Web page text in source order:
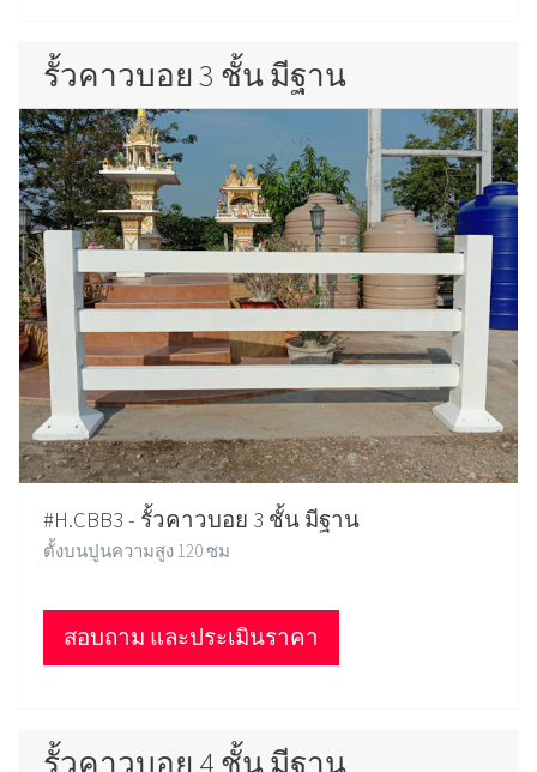
รั้วคาวบอย 3 ชั้น มีฐาน
#H.CBB3 - รั้วคาวบอย 3 ชั้น มีฐาน
ตั้งบนปูนความสูง 120 ซม
สอบถาม และประเมินราคา
รั้วคาวบอย 4 ชั้น มีฐาน